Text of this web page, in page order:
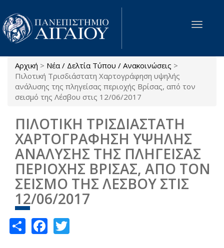
Παράκαμψη προς το κυρίως περιεχόμενο
Toggle
Είστε εδώ
Αρχική > Νέα / Δελτία Τύπου / Ανακοινώσεις >
Πιλοτική Τρισδιάστατη Χαρτογράφηση υψηλής
ανάλυσης της πληγείσας περιοχής Βρίσας, από τον
σεισμό της Λέσβου στις 12/06/2017
ΠΙΛΟΤΙΚΗ ΤΡΙΣΔΙΑΣΤΑΤΗ
ΧΑΡΤΟΓΡΑΦΗΣΗ ΥΨΗΛΗΣ
ΑΝΑΛΥΣΗΣ ΤΗΣ ΠΛΗΓΕΙΣΑΣ
ΠΕΡΙΟΧΗΣ ΒΡΙΣΑΣ, ΑΠΟ ΤΟΝ
ΣΕΙΣΜΟ ΤΗΣ ΛΕΣΒΟΥ ΣΤΙΣ
12/06/2017
ShareFacebook